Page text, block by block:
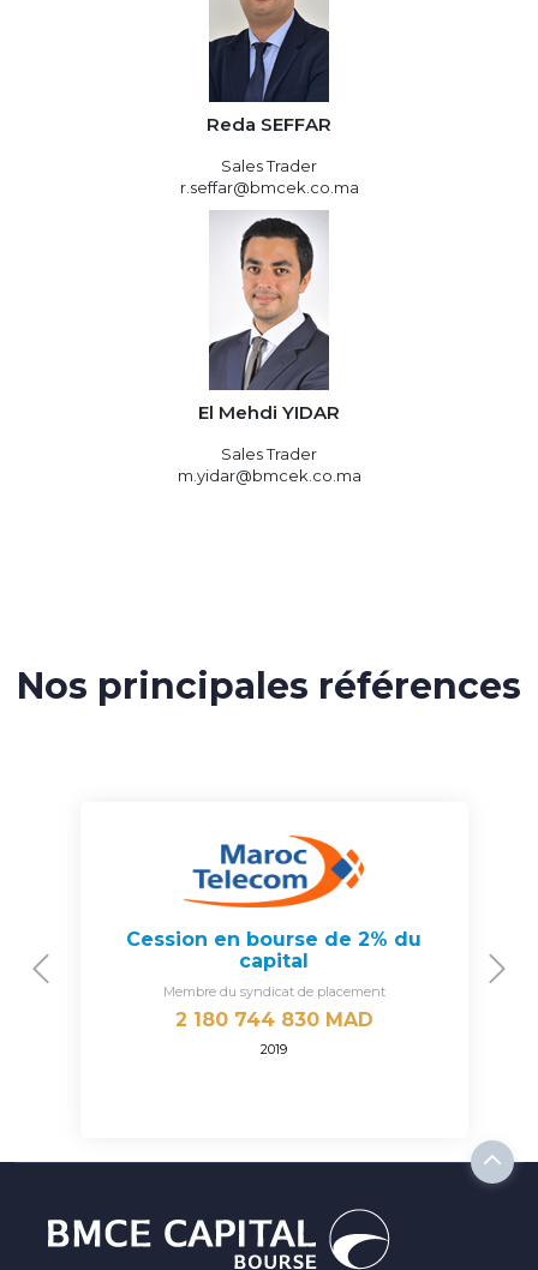
Reda SEFFAR
Sales Trader
r.seffar@bmcek.co.ma
El Mehdi YIDAR
Sales Trader
m.yidar@bmcek.co.ma
Nos principales références
Cession en bourse de 2% du
capital
Membre du syndicat de placement
2 180 744 830 MAD
2019
Previous